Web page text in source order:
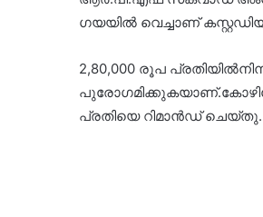
ഗയയിൽ വെച്ചാണ്
2,80,000 രൂപ
പ്രതിയെ റിമാൻഡ് ചെയ്തു.